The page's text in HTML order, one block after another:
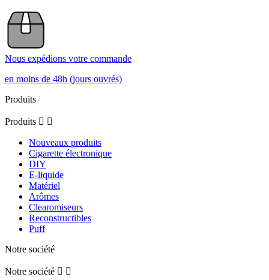
Nous expédions votre commande
en moins de 48h (jours ouvrés)
Produits
Produits  
Nouveaux produits
Cigarette électronique
DIY
E-liquide
Matériel
Arômes
Clearomiseurs
Reconstructibles
Puff
Notre société
Notre société  